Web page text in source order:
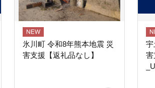
氷川町 令和8年熊本地震 災
害支援【返礼品なし】
宇
害